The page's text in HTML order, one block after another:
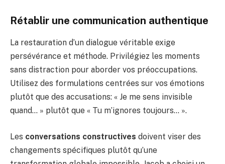
Rétablir une communication authentique
La restauration d’un dialogue véritable exige
persévérance et méthode. Privilégiez les moments
sans distraction pour aborder vos préoccupations.
Utilisez des formulations centrées sur vos émotions
plutôt que des accusations: « Je me sens invisible
quand… » plutôt que « Tu m’ignores toujours… ».
Les conversations constructives doivent viser des
changements spécifiques plutôt qu’une